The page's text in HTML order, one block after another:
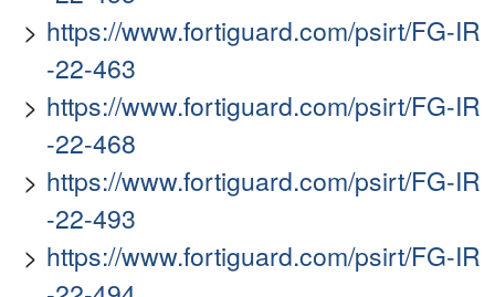
https://www.fortiguard.com/psirt/FG-IR
-22-463
https://www.fortiguard.com/psirt/FG-IR
-22-468
https://www.fortiguard.com/psirt/FG-IR
-22-493
https://www.fortiguard.com/psirt/FG-IR